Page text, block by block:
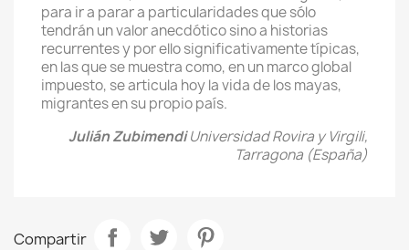
para ir a parar a particularidades que sólo
tendrán un valor anecdótico sino a historias
recurrentes y por ello significativamente típicas,
en las que se muestra como, en un marco global
impuesto, se articula hoy la vida de los mayas,
migrantes en su propio país.
Julián ZubimendiUniversidad Rovira y Virgili,
Tarragona (España)
Compartir